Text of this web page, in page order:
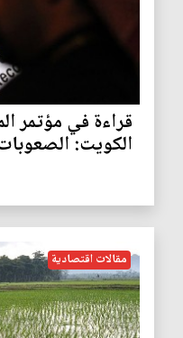
قراءة في مؤتمر
الكويت:
مقالات اقتصادية